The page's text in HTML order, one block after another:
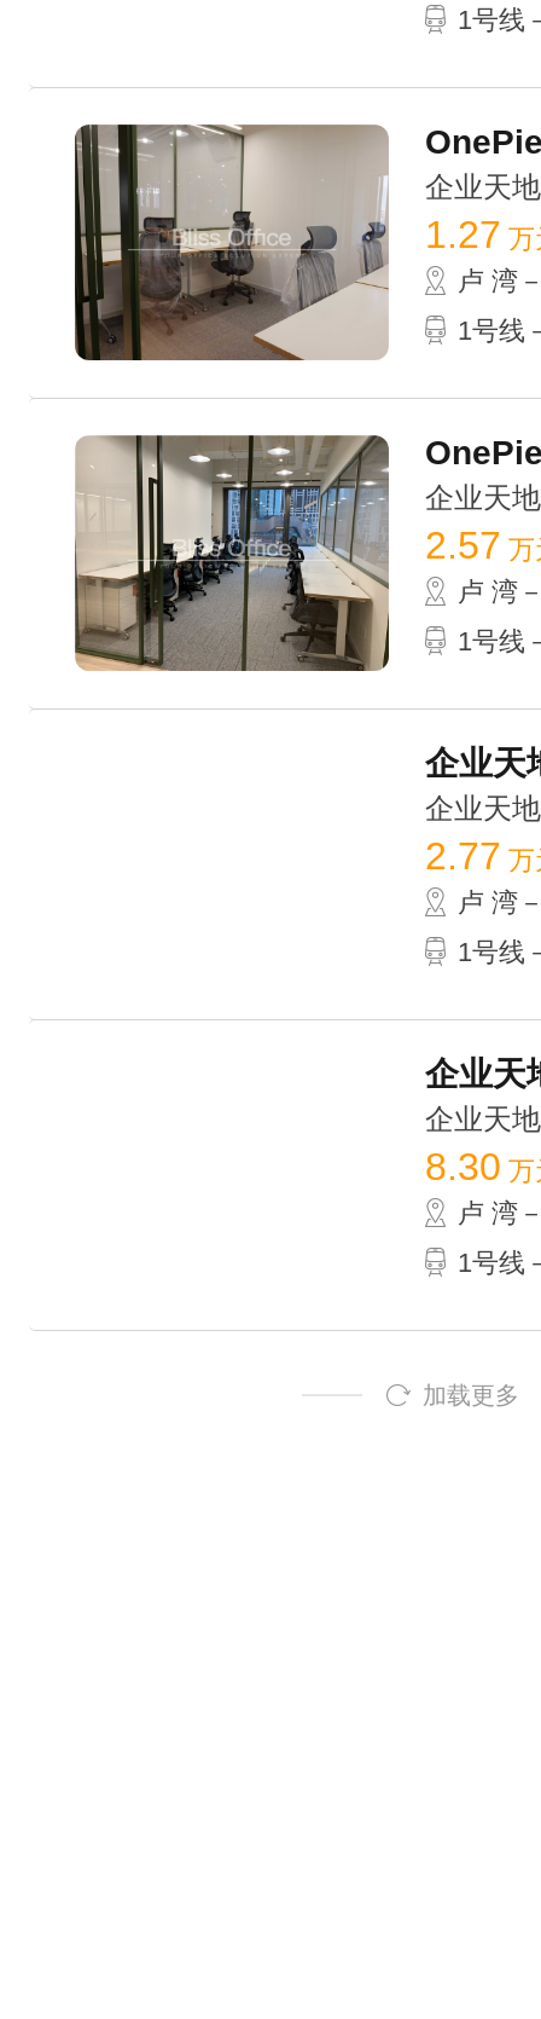
1号线
企业天
1.27 万
卢 湾
1号线
企业天
2.57 万
卢 湾
1号线
企业天
企业天
2.77 万
卢 湾
1号线
企业天
企业天
8.30 万
卢 湾
1号线
加载更多